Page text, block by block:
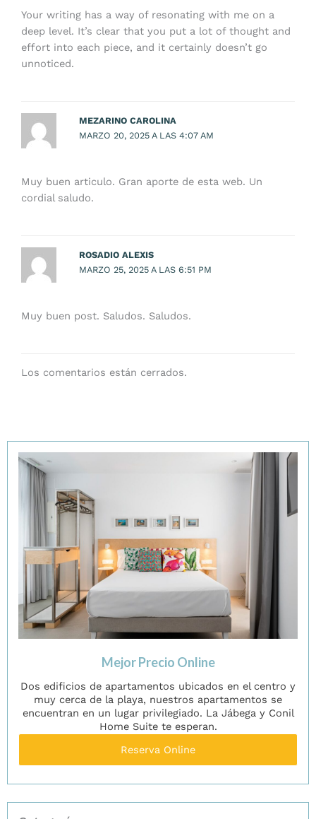
Your writing has a way of resonating with me on a
deep level. It’s clear that you put a lot of thought and
effort into each piece, and it certainly doesn’t go
unnoticed.
MEZARINO CAROLINA
MARZO 20, 2025 A LAS 4:07 AM
Muy buen articulo. Gran aporte de esta web. Un
cordial saludo.
ROSADIO ALEXIS
MARZO 25, 2025 A LAS 6:51 PM
Muy buen post. Saludos. Saludos.
Los comentarios están cerrados.
Mejor Precio Online
Dos edificios de apartamentos ubicados en el centro y
muy cerca de la playa, nuestros apartamentos se
encuentran en un lugar privilegiado. La Jábega y Conil
Home Suite te esperan.
Reserva Online